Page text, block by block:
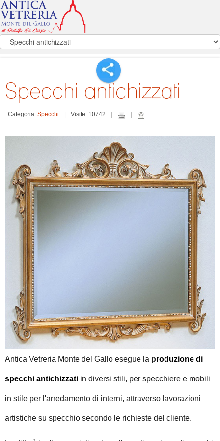
Specchi antichizzati
Categoria: Specchi Visite: 10742
Antica Vetreria Monte del Gallo esegue la produzione di
specchi antichizzati in diversi stili, per specchiere e mobili
in stile per l'arredamento di interni, attraverso lavorazioni
artistiche su specchio secondo le richieste del cliente.